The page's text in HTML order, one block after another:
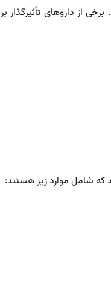
از داروهای تأثیرگذار بر